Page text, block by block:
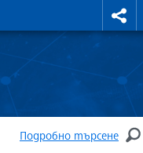
КУРСОВЕ
Подробно търсене